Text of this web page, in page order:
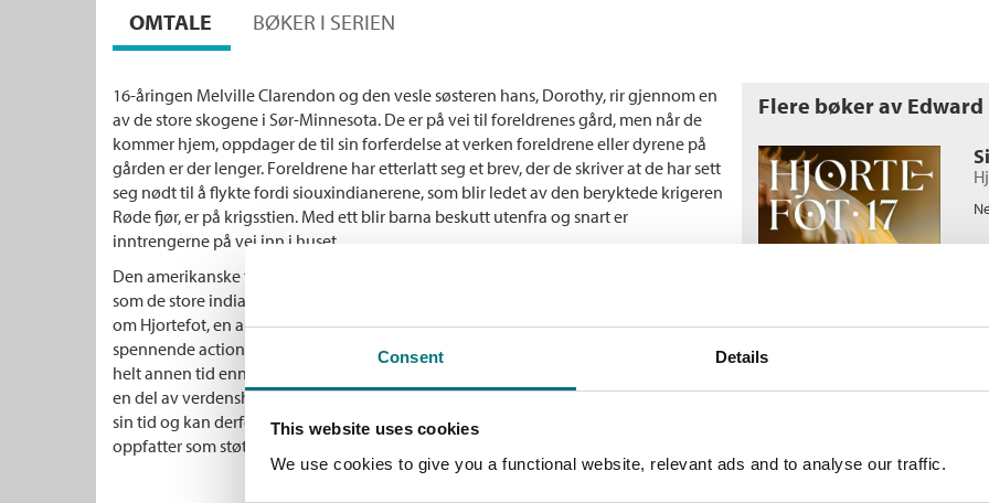
Consent Details
This website uses cookies
We use cookies to give you a functional website, relevant ads and to analyse our traffic.
OMTALE BØKER I SERIEN
16-åringen Melville Clarendon og den vesle søsteren hans, Dorothy, rir gjennom en
av de store skogene i Sør-Minnesota. De er på vei til foreldrenes gård, men når de
kommer hjem, oppdager de til sin forferdelse at verken foreldrene eller dyrene på
gården er der lenger. Foreldrene har etterlatt seg et brev, der de skriver at de har sett
seg nødt til å flykte fordi siouxindianerene, som blir ledet av den beryktede krigeren
Røde fjør, er på krigsstien. Med ett blir barna beskutt utenfra og snart er
inntrengerne på vei inn i huset.
Den amerikanske forfatteren Edward Sylvester Ellis (1840 – 1916) levde samtidig
som de store indianerkrigene på 1870-tallet. Best kjent er han kanskje for bøkene
om Hjortefot, en amerikansk urinnvåner. Med malende naturbeskrivelser og
spennende actionscener, transporterer forfatteren oss tilbake til et annet sted og en
helt annen tid enn vår. Bøkene om Hjortefot bidrar til å gi innsikt i og forståelse for
en del av verdenshistorien og sivilisasjonens utvikling. Samtidig er de produkter av
sin tid og kan derfor inneholde ord, beskrivelser og holdninger som vi i dag
oppfatter som støtende.
Flere bøker av Edward